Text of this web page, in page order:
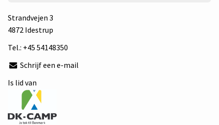
Strandvejen 3
4872 Idestrup
Tel.: +45 54148350
Schrijf een e-mail
Is lid van